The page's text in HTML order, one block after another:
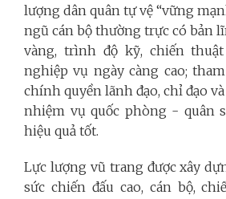
lượng dân quân tự vệ “vững
ngũ cán bộ thường trực có bản
vàng, trình độ kỹ, chiến
nghiệp vụ ngày càng cao;
chính quyền lãnh đạo, chỉ đạo
nhiệm vụ quốc phòng - quân
hiệu quả tốt.
Lực lượng vũ trang được xây
sức chiến đấu cao, cán bộ,